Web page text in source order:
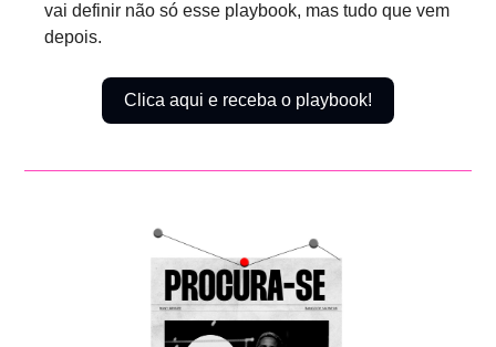
vai definir não só esse playbook, mas tudo que vem
depois.
Clica aqui e receba o playbook!